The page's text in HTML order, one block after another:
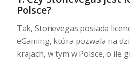
Polsce?
Tak, Stonevegas posiada
eGaming, która pozwala na
krajach, w tym w Polsce, o ile